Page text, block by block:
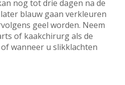
nog tot drie dagen na de
blauw gaan verkleuren
geel worden. Neem
of kaakchirurg als de
wanneer u slikklachten